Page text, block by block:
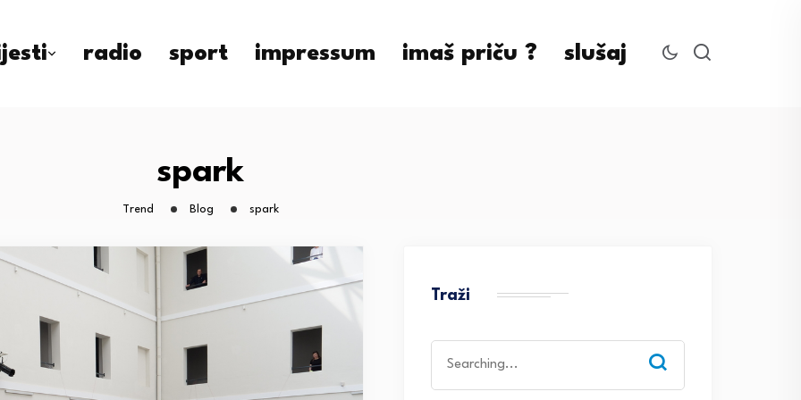
radio sport impressum imaš priču ? slušaj
spark
Trend Blog spark
Traži
for: